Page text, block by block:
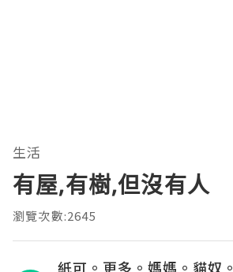
生活
有屋,有樹,但沒有人
瀏覽次數:2645
紙可。更多。媽媽。貓奴。